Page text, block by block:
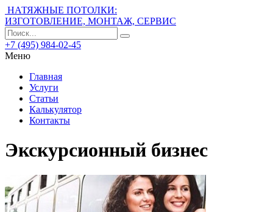
НАТЯЖНЫЕ ПОТОЛКИ:
ИЗГОТОВЛЕНИЕ, МОНТАЖ, СЕРВИС
+7 (495) 984-02-45
Меню
Главная
Услуги
Статьи
Калькулятор
Контакты
Экскурсионный бизнес